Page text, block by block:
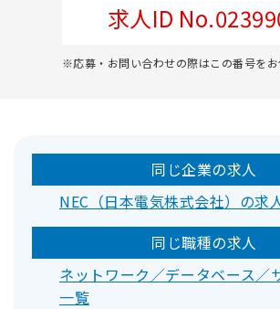
求人ID
※応募・お問い合わせの際はこの番号を
同じ企業の求人
NEC（日本電気株式会社）の求
同じ職種の求人
ネットワーク／データベース／
一覧